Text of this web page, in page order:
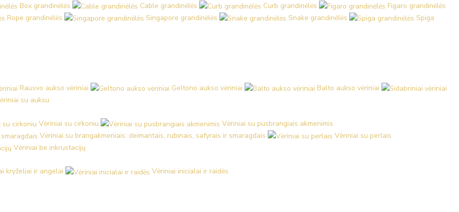
Box grandinėlės Cable grandinėlės Curb grandinėlės
Figaro grandinėlės
Rope grandinėlės Singapore grandinėlės Snake grandinėlės
Spiga
Rausvo aukso vėriniai Geltono aukso vėriniai
Balto aukso vėriniai
su auksu
Vėriniai su cirkoniu
Vėriniai su pusbrangiais akmenimis
Vėriniai su brangakmeniais: deimantais, rubinais, safyrais ir smaragdais
Vėriniai su perlais
Vėriniai be inkrustacijų
kryželiai ir angelai Vėriniai inicialai ir raidės